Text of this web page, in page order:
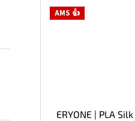
AMS 👍
ERYONE | PLA Silk